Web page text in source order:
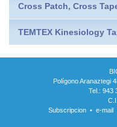
Cross Patch, Cross
TEMTEX Kinesiology
Polígono Aranaztegi
Tel.: 943
Subscripcion • e-mail